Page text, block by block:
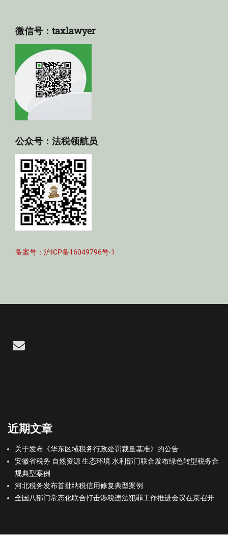
微信号：taxlawyer
公众号：法税领航员
备案号：沪ICP备16049796号-1
Email
近期文章
关于发布《华东区域税务行政处罚裁量基准》的公告
安徽省税务 自然资源 生态环境 水利部门联合发布绿色转型税务合
规典型案例
河北税务发布首批纳税信用修复典型案例
全国八部门常态化联合打击涉税违法犯罪工作推进会议在京召开